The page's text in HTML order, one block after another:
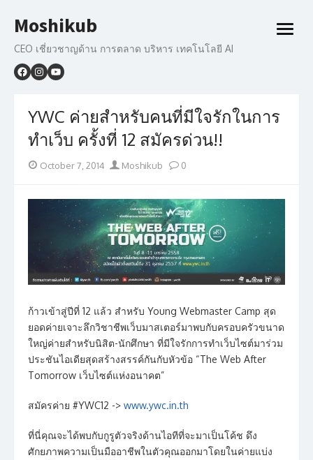
to
Moshikub
CEO เชี่ยวชาญด้าน การตลาด บริหาร เทคโนโลยี AI
open
YWC ค่ายสำหรับคนที่มีใจรักในการ
ทำเว็บ ครั้งที่ 12 สมัครด่วน!!
Posted
October 7, 2014 Author
Moshikub 0
ก้าวเข้าสู่ปีที่ 12 แล้ว สำหรับ Young Webmaster Camp สุด
ยอดค่ายเจาะลึกวิชาชีพเว็บมาสเตอร์มาพบกับครอบครัวขนาด
ใหญ่ค่ายสำหรับนิสิต-นักศึกษา ที่มีใจรักการทำเว็บไซต์มาร่วม
ประชันไอเดียสุดสร้างสรรค์กันกับหัวข้อ “The Web After
Tomorrow เว็บไซต์แห่งอนาคต”
สมัครค่าย #YWC12 -> www.ywc.in.th
ที่นี่คุณจะได้พบกับกูรูตัวจริงด้านไอทีที่จะมาเป็นโค้ช ดึง
ศักยภาพความเป็นมืออาชีพในตัวคุณออกมาโดยในค่ายแบ่ง